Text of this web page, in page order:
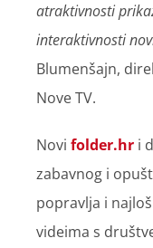
atraktivnosti
interaktivnosti
Blumenšajn,
Nove TV.
Novi folder.hr i
zabavnog i
popravlja i
videima s